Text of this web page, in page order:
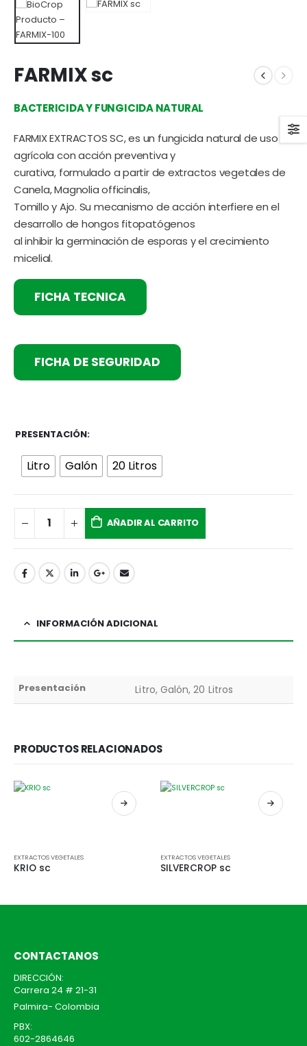
FARMIX sc
BACTERICIDA Y FUNGICIDA NATURAL
FARMIX EXTRACTOS SC, es un fungicida natural de uso
agrícola con acción preventiva y
curativa, formulado a partir de extractos vegetales de
Canela, Magnolia officinalis,
Tomillo y Ajo. Su mecanismo de acción interfiere en el
desarrollo de hongos fitopatógenos
al inhibir la germinación de esporas y el crecimiento
micelial.
FICHA TECNICA
FICHA DE SEGURIDAD
PRESENTACIÓN
Litro Galón 20 Litros
AÑADIR AL CARRITO
INFORMACIÓN ADICIONAL
Presentación Litro, Galón, 20 Litros
PRODUCTOS RELACIONADOS
EXTRACTOS VEGETALES
KRIO sc
EXTRACTOS VEGETALES
SILVERCROP sc
CONTACTANOS
DIRECCIÓN:
Carrera 24 # 21-31
Palmira- Colombia
PBX:
602-2864646